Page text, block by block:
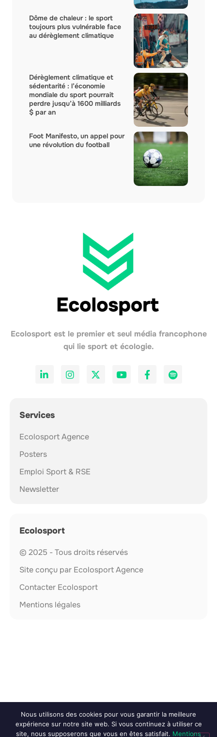
Dôme de chaleur : le sport
toujours plus vulnérable face
au dérèglement climatique
Dérèglement climatique et
sédentarité : l’économie
mondiale du sport pourrait
perdre jusqu’à 1600 milliards
$ par an
Foot Manifesto, un appel pour
une révolution du football
Ecolosport est le premier et seul média francophone
qui lie sport et écologie.
Services
Ecolosport Agence
Posters
Emploi Sport & RSE
Newsletter
Ecolosport
© 2025 - Tous droits réservés
Site conçu par Ecolosport Agence
Contacter Ecolosport
Mentions légales
Nous utilisons des cookies pour vous garantir la meilleure
expérience sur notre site web. Si vous continuez à utiliser ce
site, nous supposerons que vous en êtes satisfait. Mentions